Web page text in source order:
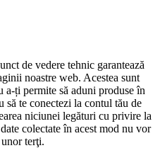
de vedere tehnic garantează
noastre web. Acestea sunt
a-ți permite să aduni produse în
să te conectezi la contul tău de
niciunei legături cu privire la
colectate în acest mod nu vor
terţi.